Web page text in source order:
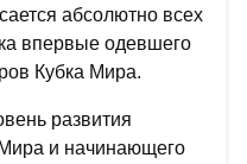
абсолютно всех
впервые одевшего
Кубка Мира.
развития
и начинающего